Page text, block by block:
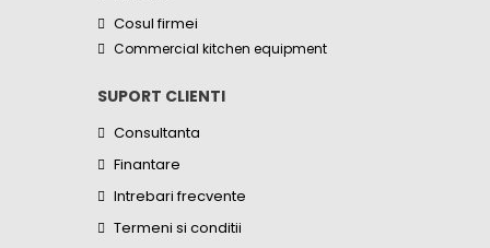
Cosul firmei
Commercial kitchen equipment
SUPORT CLIENTI
Consultanta
Finantare
Intrebari frecvente
Termeni si conditii